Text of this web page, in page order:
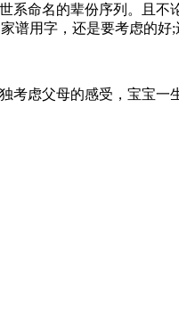
命名的辈份序列。且
谱用字，还是要考虑的
虑父母的感受，宝宝